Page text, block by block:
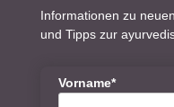
Informationen zu
und Tipps zur
Vorname*